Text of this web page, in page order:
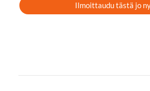
Ilmoittaudu tästä jo